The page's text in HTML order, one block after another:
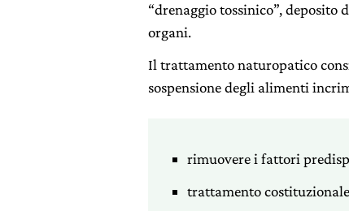
“drenaggio tossinico”, deposito
organi.
Il trattamento naturopatico
sospensione degli alimenti
rimuovere i fattori
trattamento